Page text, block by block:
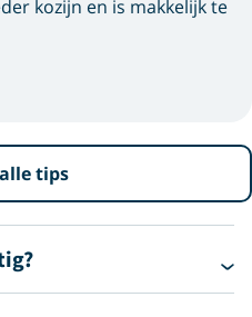
kozijn en is makkelijk te
tips